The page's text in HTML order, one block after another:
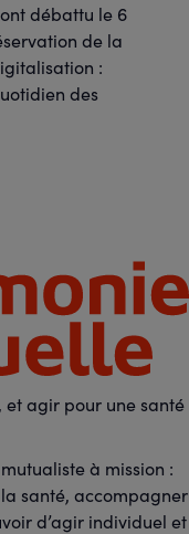
débattu le 6
de la
:
des
agir pour une santé
à mission :
santé, accompagner
d’agir individuel et